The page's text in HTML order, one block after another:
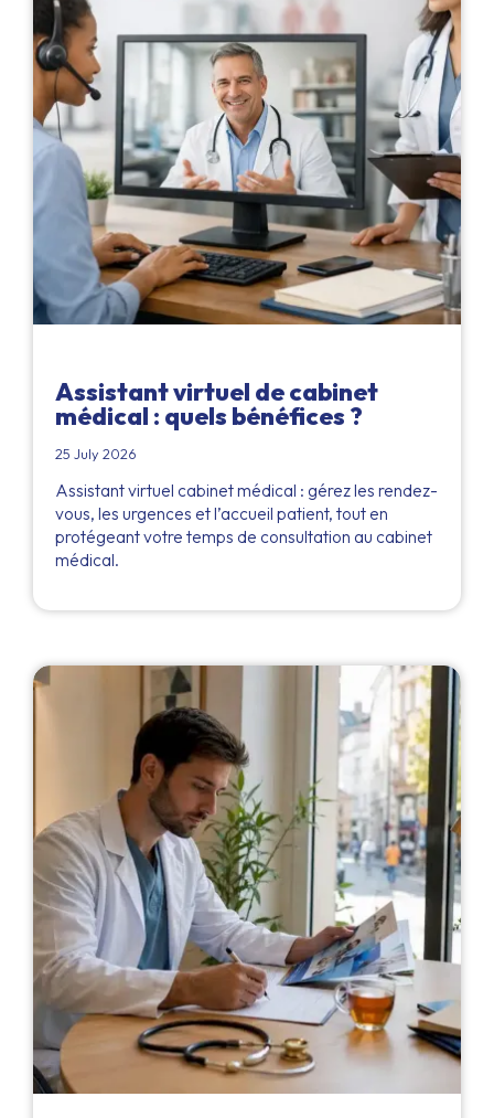
Assistant virtuel de cabinet
médical : quels bénéfices ?
25 July 2026
Assistant virtuel cabinet médical : gérez les rendez-
vous, les urgences et l’accueil patient, tout en
protégeant votre temps de consultation au cabinet
médical.